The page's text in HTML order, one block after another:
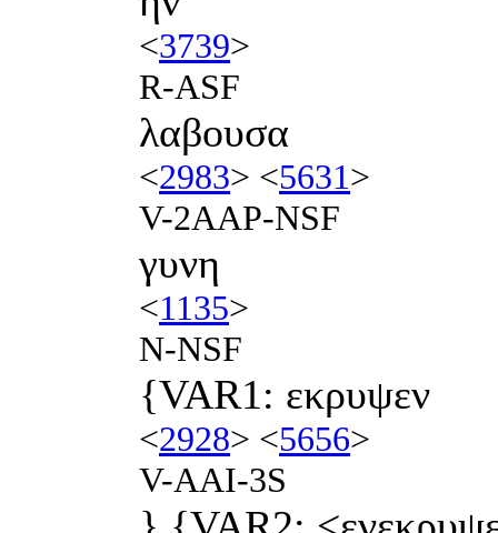
<3739>
R-ASF
λαβουσα
<2983> <5631>
V-2AAP-NSF
γυνη
<1135>
N-NSF
{VAR1: εκρυψεν
<2928> <5656>
V-AAI-3S